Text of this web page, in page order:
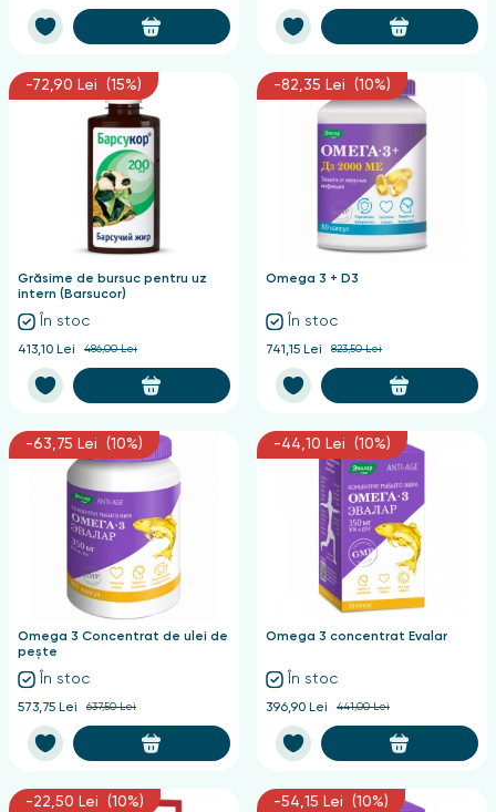
-72,90 Lei (15%)
Grăsime de bursuc pentru uz
intern (Barsucor)
În stoc
413,10 Lei 486,00 Lei
-82,35 Lei (10%)
Omega 3 + D3
În stoc
741,15 Lei 823,50 Lei
-63,75 Lei (10%)
Omega 3 Concentrat de ulei de
pește
În stoc
573,75 Lei 637,50 Lei
-44,10 Lei (10%)
Omega 3 concentrat Evalar
În stoc
396,90 Lei 441,00 Lei
-22,50 Lei (10%) -54,15 Lei (10%)